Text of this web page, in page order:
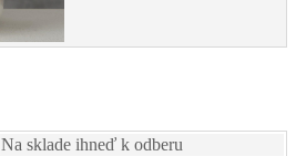
Na sklade ihneď k odberu